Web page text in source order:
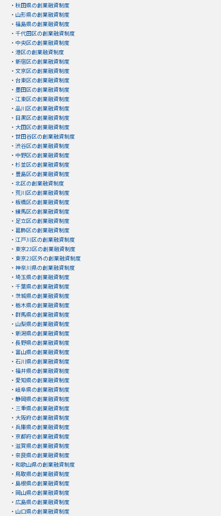
・ 秋田県の創業融資制度
・ 山形県の創業融資制度
・ 福島県の創業融資制度
・ 千代田区の創業融資制度
・ 中央区の創業融資制度
・ 港区の創業融資制度
・ 新宿区の創業融資制度
・ 文京区の創業融資制度
・ 台東区の創業融資制度
・ 墨田区の創業融資制度
・ 江東区の創業融資制度
・ 品川区の創業融資制度
・ 目黒区の創業融資制度
・ 大田区の創業融資制度
・ 世田谷区の創業融資制度
・ 渋谷区の創業融資制度
・ 中野区の創業融資制度
・ 杉並区の創業融資制度
・ 豊島区の創業融資制度
・ 北区の創業融資制度
・ 荒川区の創業融資制度
・ 板橋区の創業融資制度
・ 練馬区の創業融資制度
・ 足立区の創業融資制度
・ 葛飾区の創業融資制度
・ 江戸川区の創業融資制度
・ 東京23区の創業融資制度
・ 東京23区外の創業融資制度
・ 神奈川県の創業融資制度
・ 埼玉県の創業融資制度
・ 千葉県の創業融資制度
・ 茨城県の創業融資制度
・ 栃木県の創業融資制度
・ 群馬県の創業融資制度
・ 山梨県の創業融資制度
・ 新潟県の創業融資制度
・ 長野県の創業融資制度
・ 富山県の創業融資制度
・ 石川県の創業融資制度
・ 福井県の創業融資制度
・ 愛知県の創業融資制度
・ 岐阜県の創業融資制度
・ 静岡県の創業融資制度
・ 三重県の創業融資制度
・ 大阪府の創業融資制度
・ 兵庫県の創業融資制度
・ 京都府の創業融資制度
・ 滋賀県の創業融資制度
・ 奈良県の創業融資制度
・ 和歌山県の創業融資制度
・ 鳥取県の創業融資制度
・ 島根県の創業融資制度
・ 岡山県の創業融資制度
・ 広島県の創業融資制度
・ 山口県の創業融資制度